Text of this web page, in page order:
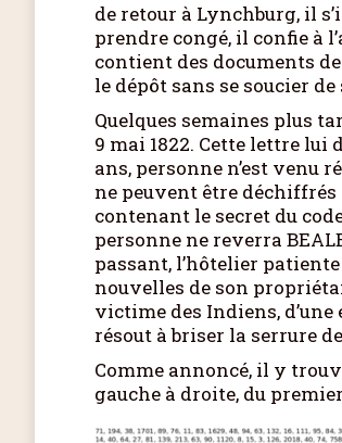
de retour à Lynchburg, il
prendre congé, il confie à
contient des documents
le dépôt sans se soucier
Quelques semaines plus
9 mai 1822. Cette lettre
ans, personne n’est venu
ne peuvent être déchiffrés
contenant le secret du
personne ne reverra
passant, l’hôtelier
nouvelles de son
victime des Indiens, d’une
résout à briser la serrure
Comme annoncé, il y
gauche à droite, du